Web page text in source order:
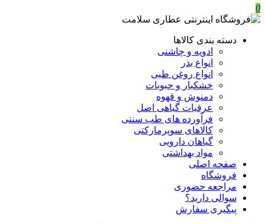
0
دسته بندی کالاها
ادویه و چاشنی
انواع بذر
انواع روغن طبی
خشکبار و حبوبات
دمنوش و قهوه
عرقیات گیاهی اصل
فرآورده های طب سنتی
کالاهای سوپرمارکتی
گیاهان دارویی
مواد بهداشتی
صفحه اصلی
فروشگاه
مراجعه حضوری
سوالی دارید؟
پیگیری سفارش